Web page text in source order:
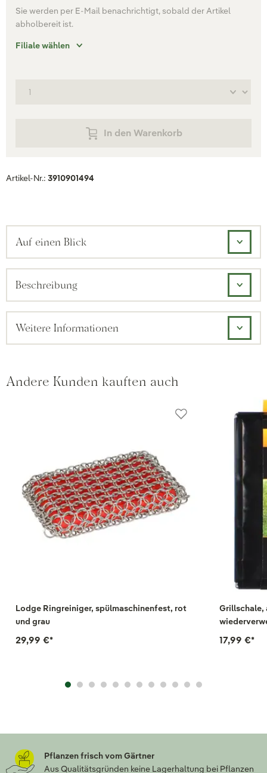
Sie werden per E-Mail benachrichtigt, sobald der Artikel
abholbereit ist.
Filiale wählen
In den Warenkorb
Artikel-Nr.: 3910901494
Auf einen Blick
Beschreibung
Weitere Informationen
Andere Kunden kauften auch
Lodge Ringreiniger, spülmaschinenfest, rot
und grau
29,99 €* 17,99 €*
Pflanzen frisch vom Gärtner
Aus Qualitätsgründen keine Lagerhaltung bei Pflanzen